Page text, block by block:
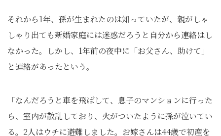
それから1年、孫が生まれたのは知っていたが、親がしゃ
しゃり出ても新婚家庭には迷惑だろうと自分から連絡はし
なかった。しかし、1年前の夜中に「お父さん、助けて」
と連絡があったという。
「なんだろうと車を飛ばして、息子のマンションに行った
ら、室内が散乱しており、火がついたように孫が泣いてい
る。2人はウチに避難しました。お嫁さんは44歳で初産を